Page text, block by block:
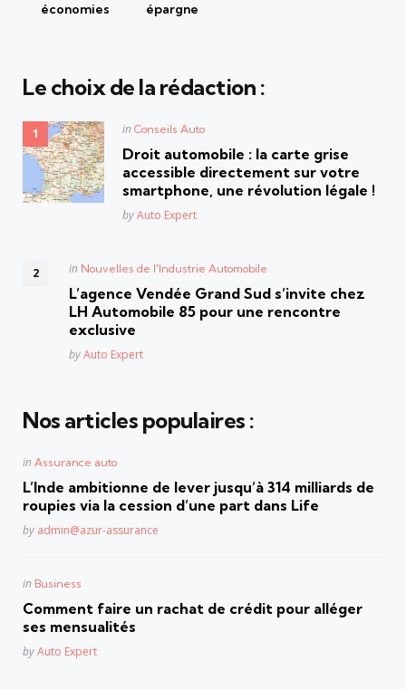
économies épargne
Le choix de la rédaction :
Posted
in Conseils Auto
Droit automobile : la carte grise
accessible directement sur votre
smartphone, une révolution légale !
Posted
byAuto Expert
Posted
in Nouvelles de l'Industrie Automobile
L’agence Vendée Grand Sud s’invite chez
LH Automobile 85 pour une rencontre
exclusive
Posted
byAuto Expert
Nos articles populaires :
Posted
in Assurance auto
L’Inde ambitionne de lever jusqu’à 314 milliards de
roupies via la cession d’une part dans Life
Posted
by admin@azur-assurance
Posted
in Business
Comment faire un rachat de crédit pour alléger
ses mensualités
Posted
byAuto Expert